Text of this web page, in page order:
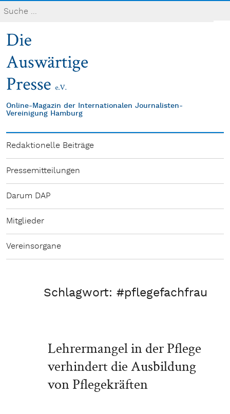
Online-Magazin der Internationalen Journalisten-
Vereinigung Hamburg
Redaktionelle Beiträge
Pressemitteilungen
Darum DAP
Mitglieder
Vereinsorgane
Schlagwort:#pflegefachfrau
Lehrermangel in der Pflege
verhindert die Ausbildung
von Pflegekräften